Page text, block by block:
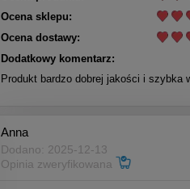
Ocena sklepu:
Ocena dostawy:
Dodatkowy komentarz:
Produkt bardzo dobrej jakości i szybka
Anna
Dodano: 2025-12-13
Opinia zweryfikowana